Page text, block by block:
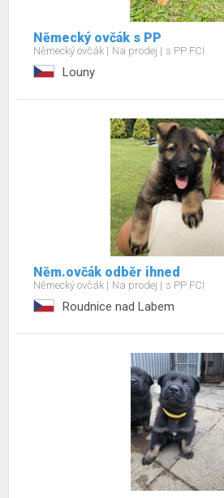
Německý ovčák s PP
Německý ovčák Na prodej s PP FCI
Louny
Něm.ovčák odběr ihned
Německý ovčák Na prodej s PP FCI
Roudnice nad Labem